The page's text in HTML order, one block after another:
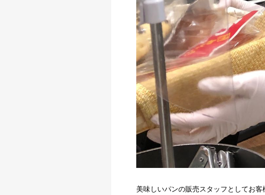
美味しいパンの販売スタッフとしてお